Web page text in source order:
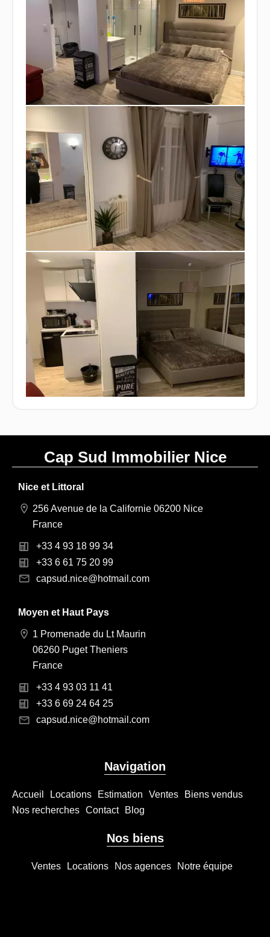
Cap Sud Immobilier Nice
Nice et Littoral
256 Avenue de la Californie 06200 Nice
France
+33 4 93 18 99 34
+33 6 61 75 20 99
capsud.nice@hotmail.com
Moyen et Haut Pays
1 Promenade du Lt Maurin
06260 Puget Theniers
France
+33 4 93 03 11 41
+33 6 69 24 64 25
capsud.nice@hotmail.com
Navigation
Accueil Locations Estimation Ventes
Biens vendus
Nos recherches Contact Blog
Nos biens
Ventes Locations Nos agences Notre équipe